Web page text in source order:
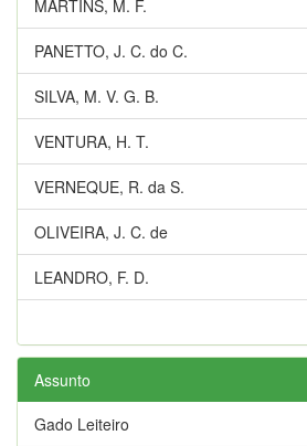
MARTINS, M. F.
PANETTO, J. C. do C.
SILVA, M. V. G. B.
VENTURA, H. T.
VERNEQUE, R. da S.
OLIVEIRA, J. C. de
LEANDRO, F. D.
Assunto
Gado Leiteiro